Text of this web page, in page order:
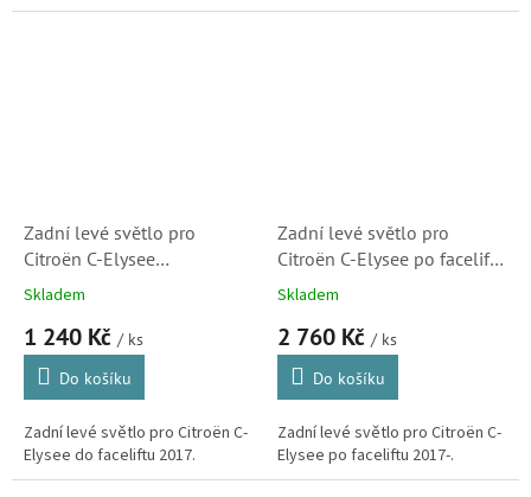
Zadní levé světlo pro
Citroën C-Elysee
(9674809080,
Skladem
1 240 Kč / ks
Do košíku
Zadní levé světlo pro Citroën C-
Elysee do faceliftu 2017.
Zadní levé světlo pro
Citroën C-Elysee po faceliftu
2017- (9817303780)
Skladem
2 760 Kč / ks
Do košíku
Zadní levé světlo pro Citroën C-
Elysee po faceliftu 2017-.